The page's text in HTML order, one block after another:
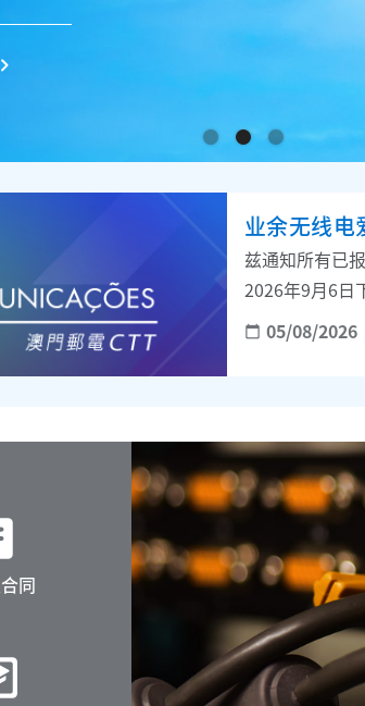
业余无线电
兹通知所有已
2026年9月6日
二楼举行。
calendar_today 05/08/2026
同